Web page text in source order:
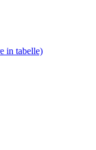
in tabelle)